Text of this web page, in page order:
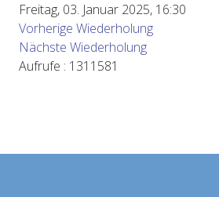
Freitag, 03. Januar 2025, 16:30
Vorherige Wiederholung
Nächste Wiederholung
Aufrufe : 1311581